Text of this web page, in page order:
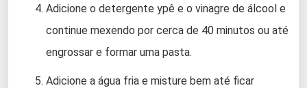
Adicione o detergente ypê e o vinagre de álcool e
continue mexendo por cerca de 40 minutos ou até
engrossar e formar uma pasta.
Adicione a água fria e misture bem até ficar